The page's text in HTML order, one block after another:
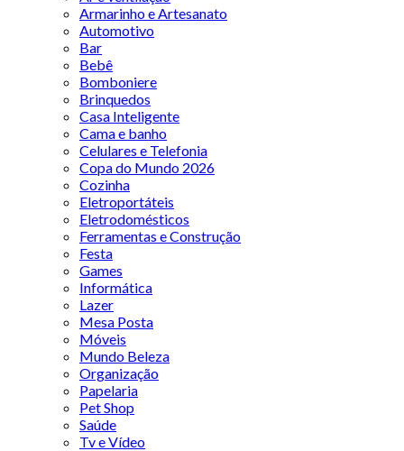
Armarinho e Artesanato
Automotivo
Bar
Bebê
Bomboniere
Brinquedos
Casa Inteligente
Cama e banho
Celulares e Telefonia
Copa do Mundo 2026
Cozinha
Eletroportáteis
Eletrodomésticos
Ferramentas e Construção
Festa
Games
Informática
Lazer
Mesa Posta
Móveis
Mundo Beleza
Organização
Papelaria
Pet Shop
Saúde
Tv e Vídeo